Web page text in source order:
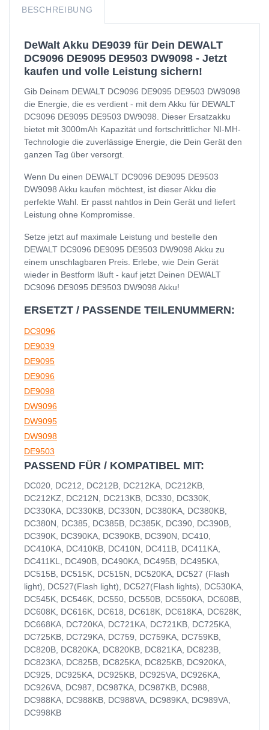
BESCHREIBUNG
DeWalt Akku DE9039 für Dein DEWALT
DC9096 DE9095 DE9503 DW9098 - Jetzt
kaufen und volle Leistung sichern!
Gib Deinem DEWALT DC9096 DE9095 DE9503 DW9098
die Energie, die es verdient - mit dem Akku für DEWALT
DC9096 DE9095 DE9503 DW9098. Dieser Ersatzakku
bietet mit 3000mAh Kapazität und fortschrittlicher NI-MH-
Technologie die zuverlässige Energie, die Dein Gerät den
ganzen Tag über versorgt.
Wenn Du einen DEWALT DC9096 DE9095 DE9503
DW9098 Akku kaufen möchtest, ist dieser Akku die
perfekte Wahl. Er passt nahtlos in Dein Gerät und liefert
Leistung ohne Kompromisse.
Setze jetzt auf maximale Leistung und bestelle den
DEWALT DC9096 DE9095 DE9503 DW9098 Akku zu
einem unschlagbaren Preis. Erlebe, wie Dein Gerät
wieder in Bestform läuft - kauf jetzt Deinen DEWALT
DC9096 DE9095 DE9503 DW9098 Akku!
ERSETZT / PASSENDE TEILENUMMERN:
DC9096
DE9039
DE9095
DE9096
DE9098
DW9096
DW9095
DW9098
DE9503
PASSEND FÜR / KOMPATIBEL MIT:
DC020, DC212, DC212B, DC212KA, DC212KB,
DC212KZ, DC212N, DC213KB, DC330, DC330K,
DC330KA, DC330KB, DC330N, DC380KA, DC380KB,
DC380N, DC385, DC385B, DC385K, DC390, DC390B,
DC390K, DC390KA, DC390KB, DC390N, DC410,
DC410KA, DC410KB, DC410N, DC411B, DC411KA,
DC411KL, DC490B, DC490KA, DC495B, DC495KA,
DC515B, DC515K, DC515N, DC520KA, DC527 (Flash
light), DC527(Flash light), DC527(Flash lights), DC530KA,
DC545K, DC546K, DC550, DC550B, DC550KA, DC608B,
DC608K, DC616K, DC618, DC618K, DC618KA, DC628K,
DC668KA, DC720KA, DC721KA, DC721KB, DC725KA,
DC725KB, DC729KA, DC759, DC759KA, DC759KB,
DC820B, DC820KA, DC820KB, DC821KA, DC823B,
DC823KA, DC825B, DC825KA, DC825KB, DC920KA,
DC925, DC925KA, DC925KB, DC925VA, DC926KA,
DC926VA, DC987, DC987KA, DC987KB, DC988,
DC988KA, DC988KB, DC988VA, DC989KA, DC989VA,
DC998KB